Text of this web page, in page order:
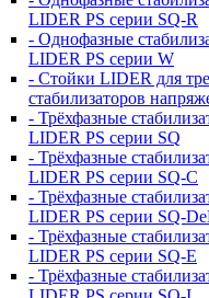
LIDER PS серии SQ-R
- Однофазные
LIDER PS серии W
- Стойки LIDER для
стабилизаторов
- Трёхфазные
LIDER PS серии SQ
- Трёхфазные
LIDER PS серии SQ-C
- Трёхфазные
LIDER PS серии SQ-
- Трёхфазные
LIDER PS серии SQ-E
- Трёхфазные